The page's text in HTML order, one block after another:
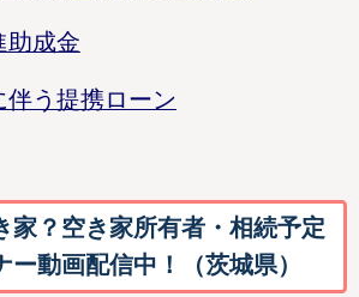
助成金
伴う提携ローン
家？空き家所有者・相続予定
ー動画配信中！（茨城県）